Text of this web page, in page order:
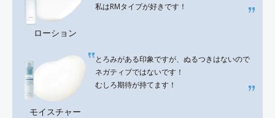
ローション
私はRMタイプが好きです！
モイスチャー
とろみがある印象ですが、ぬるつきはないので
ネガティブではないです！
むしろ期待が持てます！